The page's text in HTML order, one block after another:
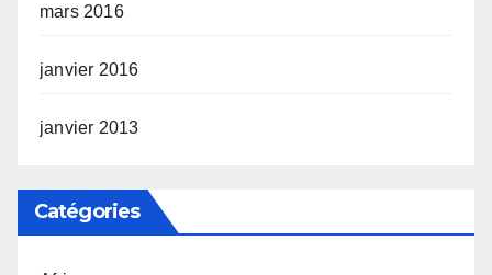
mars 2016
janvier 2016
janvier 2013
Catégories